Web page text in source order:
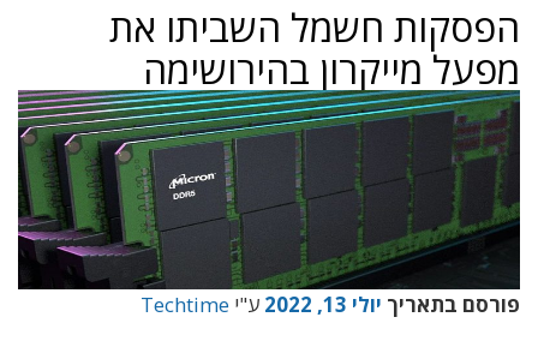
הפסקות חשמל השביתו את
מפעל מייקרון בהירושימה
פורסם בתאריך יולי 13, 2022 ע"י Techtime